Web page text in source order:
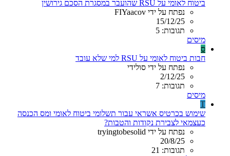
ביטוח לאומי על RSU שהועבר במסגרת הסכם גירושין
נפתח על ידי FIYaacov
15/12/25
תגובות: 5
מיסים
ס
חבות ביטוח לאומי על RSU למי שלא עובד
נפתח על ידי סולידי
2/12/25
תגובות: 7
מיסים
T
שימוש בכרטיס אשראי עבור תשלומי ביטוח לאומי ומס הכנסה
כעצמאי לצבירת נקודות והטבות?
נפתח על ידי tryingtobesolid
20/8/25
תגובות: 21